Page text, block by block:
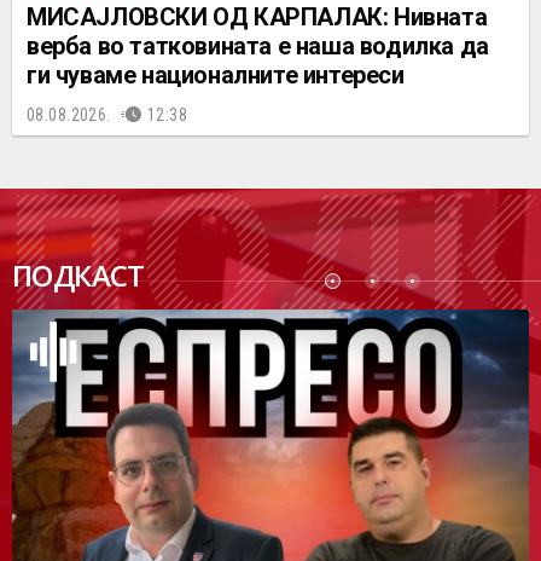
МИСАЈЛОВСКИ ОД КАРПАЛАК: Нивната
верба во татковината е наша водилка да
ги чуваме националните интереси
08.08.2026. 12:38
ПОДКАСТ
ПОДК
АСТ